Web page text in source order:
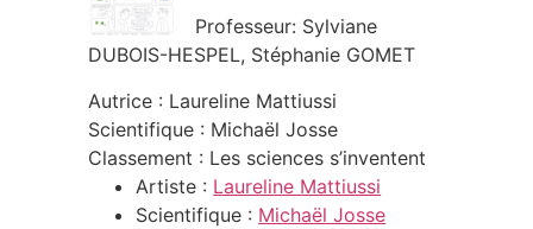
Professeur: Sylviane
DUBOIS-HESPEL, Stéphanie GOMET
Autrice : Laureline Mattiussi
Scientifique : Michaël Josse
Classement : Les sciences s’inventent
Artiste : Laureline Mattiussi
Scientifique : Michaël Josse